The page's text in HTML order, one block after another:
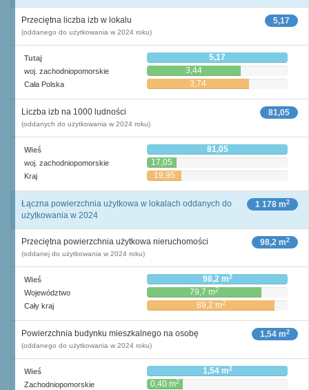
5,17
Przeciętna liczba izb w lokalu
(oddanego do użytkowania w 2024 roku)
Tutaj 5,17
woj. zachodniopomorskie 3,44
Cała Polska 3,74
81,05
Liczba izb na 1000 ludności
(oddanych do użytkowania w 2024 roku)
Wieś 81,05
woj. zachodniopomorskie 17,05
Kraj 19,95
1 178 m2
Łączna powierzchnia użytkowa w lokalach oddanych do
użytkowania w 2024
98,2 m2
Przeciętna powierzchnia użytkowa nieruchomości
(oddanej do użytkowania w 2024 roku)
Wieś 98,2 m2
Województwo 79,7 m2
Cały kraj 89,2 m2
1,54 m2
Powierzchnia budynku mieszkalnego na osobę
(oddanego do użytkowania w 2024 roku)
Wieś 1,54 m2
Zachodniopomorskie 0,40 m2